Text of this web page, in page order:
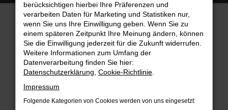
Fahrzeugmarkt
Fehler: Network Error
Beim Laden ist ein Fehler aufgetreten.
Hier sind ein paar Tipps, die dir helfen können:
berücksichtigen hierbei Ihre Präferenzen und
verarbeiten Daten für Marketing und Statistiken nur,
wenn Sie uns Ihre Einwilligung geben. Wenn Sie zu
einem späteren Zeitpunkt Ihre Meinung ändern, können
Sie die Einwilligung jederzeit für die Zukunft widerrufen.
Weitere Informationen zum Umfang der
Datenverarbeitung finden Sie hier:
Datenschutzerklärung Cookie-Richtlinie
Impressum
Folgende Kategorien von Cookies werden von uns eingesetzt: